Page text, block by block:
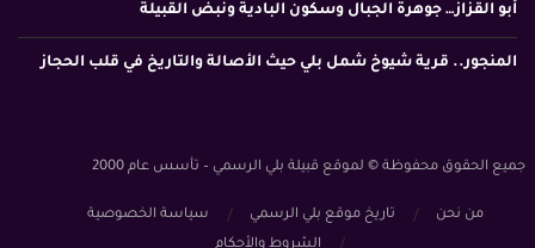
أبو القزاز… جوهرة الجبال وسكون البادية ونبض القبيلة
المنجور.. قرية شيوخ شمل بلي حيث الأصالة والتاريخ في قلب الحجاز
جميع الحقوق محفوظة © لموقع قبيلة بلي الرسمي – تأسس عام 2000
من نحن تاريخ موقع بلي الرسمي
سياسة الخصوصية
الشروط والأحكام